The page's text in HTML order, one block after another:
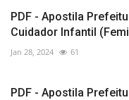
PDF - Apostila
Cuidador Infantil
Jan 28, 2024 61
PDF - Apostila